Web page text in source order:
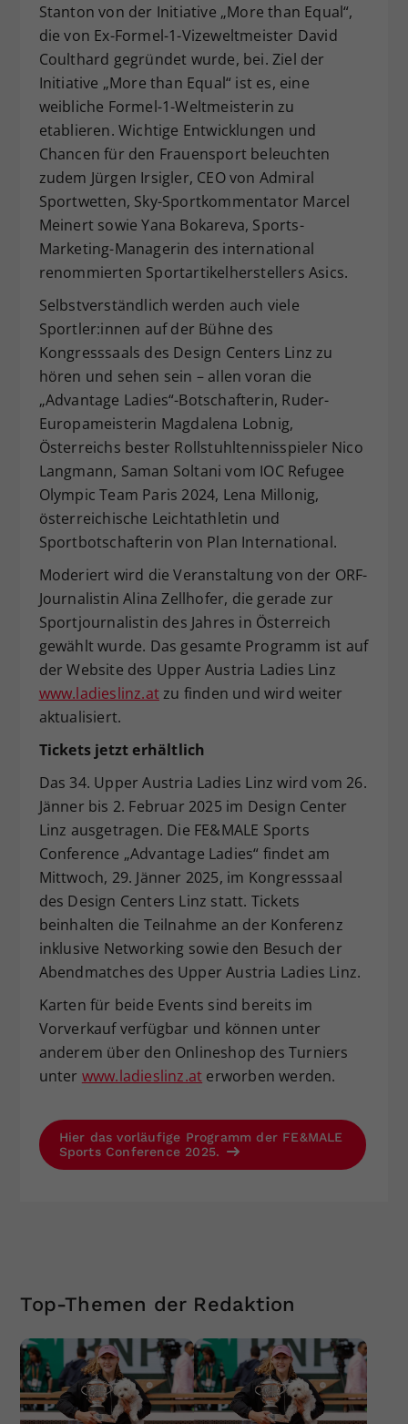
Stanton von der Initiative „More than Equal“,
die von Ex-Formel-1-Vizeweltmeister David
Coulthard gegründet wurde, bei. Ziel der
Initiative „More than Equal“ ist es, eine
weibliche Formel-1-Weltmeisterin zu
etablieren. Wichtige Entwicklungen und
Chancen für den Frauensport beleuchten
zudem Jürgen Irsigler, CEO von Admiral
Sportwetten, Sky-Sportkommentator Marcel
Meinert sowie Yana Bokareva, Sports-
Marketing-Managerin des international
renommierten Sportartikelherstellers Asics.
Selbstverständlich werden auch viele
Sportler:innen auf der Bühne des
Kongresssaals des Design Centers Linz zu
hören und sehen sein – allen voran die
„Advantage Ladies“-Botschafterin, Ruder-
Europameisterin Magdalena Lobnig,
Österreichs bester Rollstuhltennisspieler Nico
Langmann, Saman Soltani vom IOC Refugee
Olympic Team Paris 2024, Lena Millonig,
österreichische Leichtathletin und
Sportbotschafterin von Plan International.
Moderiert wird die Veranstaltung von der ORF-
Journalistin Alina Zellhofer, die gerade zur
Sportjournalistin des Jahres in Österreich
gewählt wurde. Das gesamte Programm ist auf
der Website des Upper Austria Ladies Linz
www.ladieslinz.atzu finden und wird weiter
aktualisiert.
Tickets jetzt erhältlich
Das 34. Upper Austria Ladies Linz wird vom 26.
Jänner bis 2. Februar 2025 im Design Center
Linz ausgetragen. Die FE&MALE Sports
Conference „Advantage Ladies“ findet am
Mittwoch, 29. Jänner 2025, im Kongresssaal
des Design Centers Linz statt. Tickets
beinhalten die Teilnahme an der Konferenz
inklusive Networking sowie den Besuch der
Abendmatches des Upper Austria Ladies Linz.
Karten für beide Events sind bereits im
Vorverkauf verfügbar und können unter
anderem über den Onlineshop des Turniers
unter www.ladieslinz.at erworben werden.
Hier das vorläufige Programm der FE&MALE
Sports Conference 2025.
Top-Themen der Redaktion